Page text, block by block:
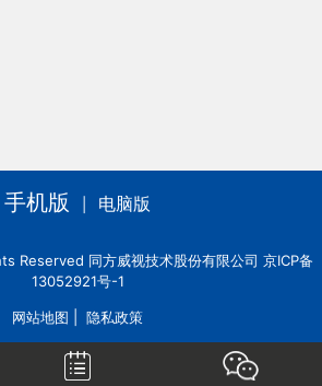
手机版 电脑版
Reserved 同方威视技术股份有限公司 京ICP备
13052921号-1
网站地图 隐私政策